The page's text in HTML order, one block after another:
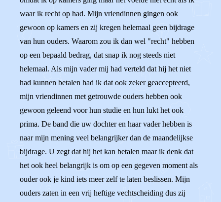
waar ik recht op had. Mijn vriendinnen gingen ook
gewoon op kamers en zij kregen helemaal geen bijdrage
van hun ouders. Waarom zou ik dan wel "recht" hebben
op een bepaald bedrag, dat snap ik nog steeds niet
helemaal. Als mijn vader mij had verteld dat hij het niet
had kunnen betalen had ik dat ook zeker geaccepteerd,
mijn vriendinnen met getrouwde ouders hebben ook
gewoon geleend voor hun studie en hun lukt het ook
prima. De band die uw dochter en haar vader hebben is
naar mijn mening veel belangrijker dan de maandelijkse
bijdrage. U zegt dat hij het kan betalen maar ik denk dat
het ook heel belangrijk is om op een gegeven moment als
ouder ook je kind iets meer zelf te laten beslissen. Mijn
ouders zaten in een vrij heftige vechtscheiding dus zij